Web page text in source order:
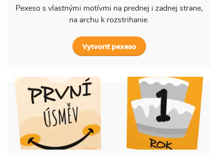
Pexeso s vlastnými motívmi na prednej i zadnej strane,
na archu k rozstrihanie.
Vytvoriť pexeso